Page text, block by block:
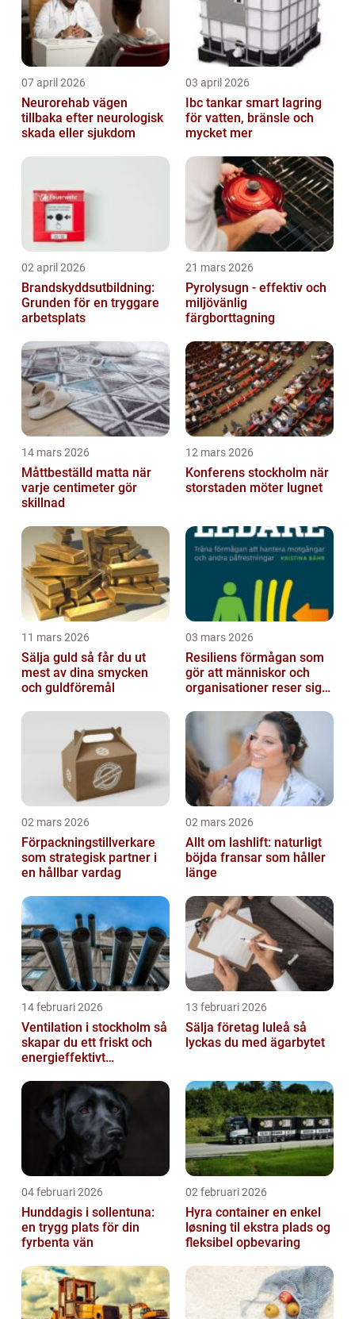
07 april 2026
Neurorehab vägen
tillbaka efter neurologisk
skada eller sjukdom
03 april 2026
Ibc tankar smart lagring
för vatten, bränsle och
mycket mer
02 april 2026
Brandskyddsutbildning:
Grunden för en tryggare
arbetsplats
21 mars 2026
Pyrolysugn - effektiv och
miljövänlig
färgborttagning
14 mars 2026
Måttbeställd matta när
varje centimeter gör
skillnad
12 mars 2026
Konferens stockholm när
storstaden möter lugnet
11 mars 2026
Sälja guld så får du ut
mest av dina smycken
och guldföremål
03 mars 2026
Resiliens förmågan som
gör att människor och
organisationer reser sig
02 mars 2026
Förpackningstillverkare
som strategisk partner i
en hållbar vardag
02 mars 2026
Allt om lashlift: naturligt
böjda fransar som håller
länge
14 februari 2026
Ventilation i stockholm så
skapar du ett friskt och
energieffektivt
13 februari 2026
Sälja företag luleå så
lyckas du med ägarbytet
04 februari 2026
Hunddagis i sollentuna:
en trygg plats för din
fyrbenta vän
02 februari 2026
Hyra container en enkel
løsning til ekstra plads og
fleksibel opbevaring